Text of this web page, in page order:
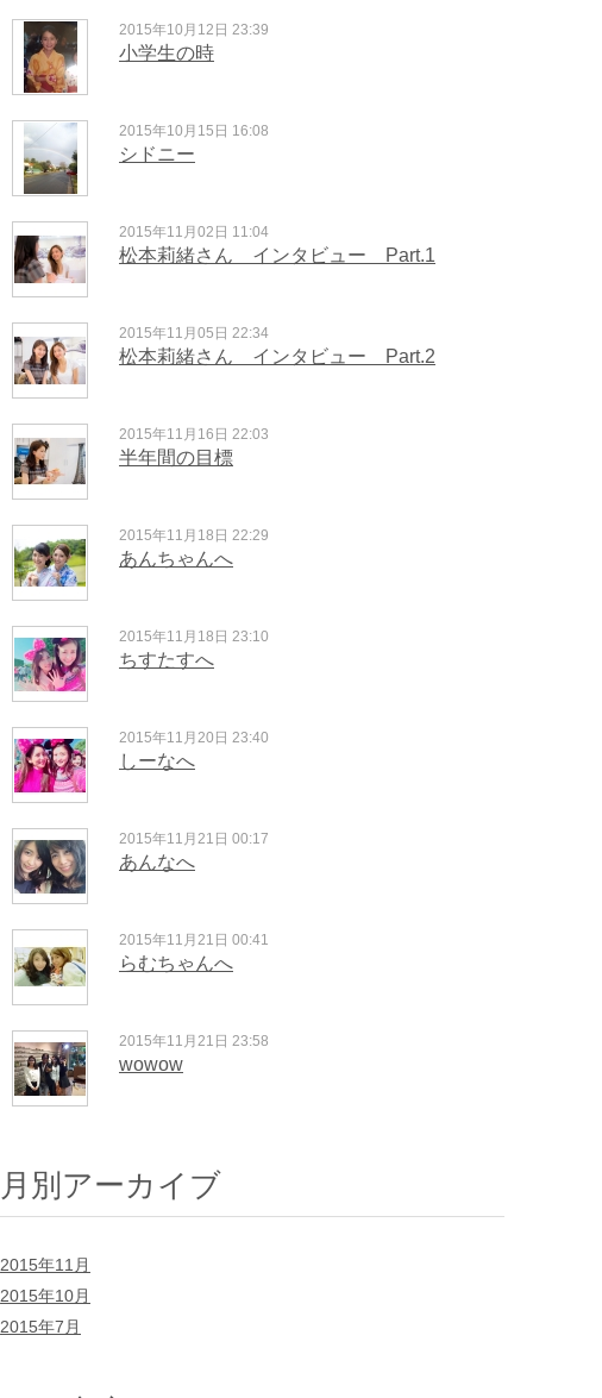
小学生の時
2015年10月12日 23:39
シドニー
2015年10月15日 16:08
松本莉緒さん インタビュー Part.1
2015年11月02日 11:04
松本莉緒さん インタビュー Part.2
2015年11月05日 22:34
半年間の目標
2015年11月16日 22:03
あんちゃんへ
2015年11月18日 22:29
ちすたすへ
2015年11月18日 23:10
しーなへ
2015年11月20日 23:40
あんなへ
2015年11月21日 00:17
らむちゃんへ
2015年11月21日 00:41
wowow
2015年11月21日 23:58
月別アーカイブ
2015年11月
2015年10月
2015年7月